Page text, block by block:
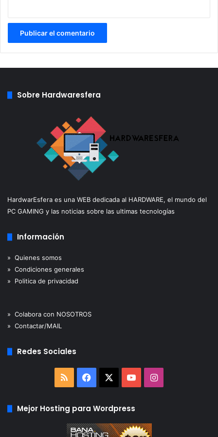
Sobre Hardwaresfera
HardwarEsfera es una WEB dedicada al HARDWARE, el mundo del
PC GAMING y las noticias sobre las ultimas tecnologías
Información
» Quienes somos
» Condiciones generales
» Politica de privacidad
» Colabora con NOSOTROS
» Contactar/MAIL
Redes Sociales
RSS Facebook YouTubeInstagram
Mejor Hosting para Wordpress